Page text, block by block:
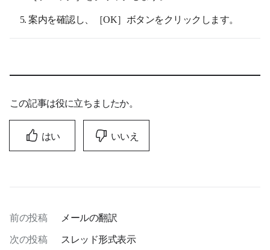
案内を確認し、［OK］ボタンをクリックします。
この記事は役に立ちましたか。
はい いいえ
前の投稿
メールの翻訳
次の投稿
スレッド形式表示